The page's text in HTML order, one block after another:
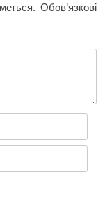
Обов’язкові